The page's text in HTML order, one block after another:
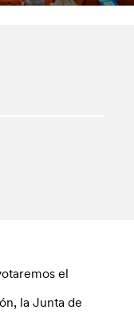
el
la Junta de